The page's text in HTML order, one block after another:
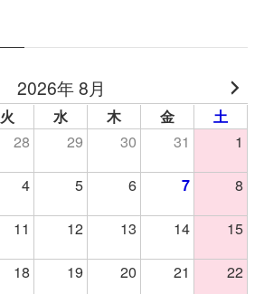
2026年 8月
火 水 木 金 土
28 29 30 31
1
4 5 6 7
8
11 12 13 14
15
18 19 20 21
22